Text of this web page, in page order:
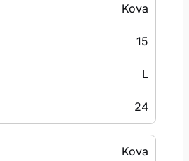
Kova
15
L
24
Kova